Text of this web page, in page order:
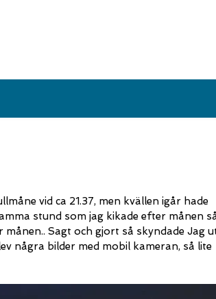
vid ca 21.37, men kvällen igår hade
stund som jag kikade efter månen
Sagt och gjort så skyndade Jag
några bilder med mobil kameran, så lite